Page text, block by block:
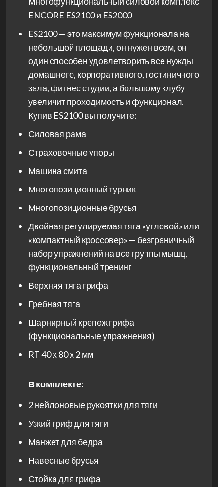
ENCORE ES2100 и ES2000
ES2100 — это максимум функционала на
небольшой площади, он нужен всем, он
один способен удовлетворить все нужды
домашнего, корпоративного, гостиничного
зала, фитнес студии, а большому клубу
увеличит проходимость и функционал.
Купив ES2100 вы получите:
Силовая рама
Страховочные упоры
Машина смита
Многопозиционный турник
Многопозиционные брусья
Двойная регулируемая тяга «угловой» или
«компактный кроссовер» — безграничный
набор упражнений на все группы мышц,
функциональный тренинг
Верхняя тяга грифа
Гребная тяга
Шарнирный крепеж грифа
(функциональные упражнения)
RT 40 х 80 х 2 мм
В комплекте:
2 нейлоновые рукоятки для тяги
Узкий гриф для тяги
Манжет для бедра
Навесные брусья
Стойка для грифа